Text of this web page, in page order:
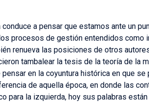
conduce a pensar que estamos ante un
procesos de gestión entendidos como
renueva las posiciones de otros
tambalear la tesis de la teoría de la
pensar en la coyuntura histórica en que
de aquella época, en donde las
para la izquierda, hoy sus palabras